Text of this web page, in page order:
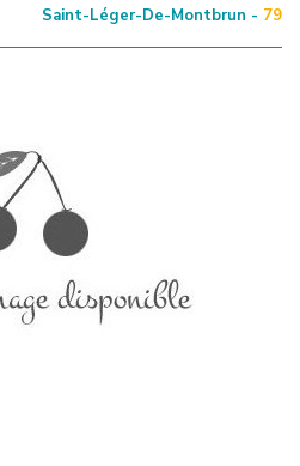
Saint-Léger-De-Montbrun - 79